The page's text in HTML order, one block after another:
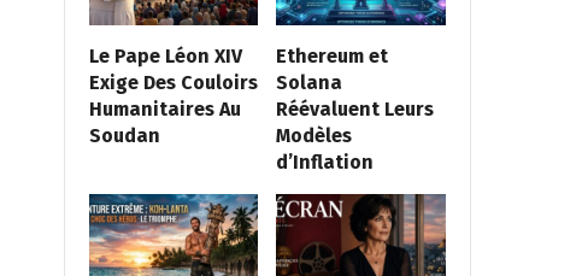
Le Pape Léon XIV
Exige Des Couloirs
Humanitaires Au
Soudan
Ethereum et
Solana
Réévaluent Leurs
Modèles
d’Inflation